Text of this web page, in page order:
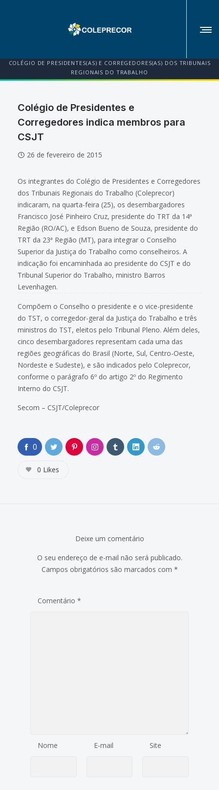
COLÉGIO DE PRESIDENTES(AS) E CORREGEDORES(AS) DOS TRIBUNAIS
REGIONAIS DO TRABALHO
Colégio de Presidentes e
Corregedores indica membros para
CSJT
26 de fevereiro de 2015
Os integrantes do Colégio de Presidentes e Corregedores
dos Tribunais Regionais do Trabalho (Coleprecor)
indicaram, na quarta-feira (25), os desembargadores
Francisco José Pinheiro Cruz, presidente do TRT da 14ª
Região (RO/AC), e Edson Bueno de Souza, presidente do
TRT da 23ª Região (MT), para integrar o Conselho
Superior da Justiça do Trabalho como conselheiros. A
indicação foi encaminhada ao presidente do CSJT e do
Tribunal Superior do Trabalho, ministro Barros
Levenhagen.
Compõem o Conselho o presidente e o vice-presidente
do TST, o corregedor-geral da Justiça do Trabalho e três
ministros do TST, eleitos pelo Tribunal Pleno. Além deles,
cinco desembargadores representam cada uma das
regiões geográficas do Brasil (Norte, Sul, Centro-Oeste,
Nordeste e Sudeste), e são indicados pelo Coleprecor,
conforme o parágrafo 6º do artigo 2º do Regimento
Interno do CSJT.
Secom – CSJT/Coleprecor
0
0 Likes
Deixe um comentário
O seu endereço de e-mail não será publicado.
Campos obrigatórios são marcados com *
Comentário *
Nome E-mail Site